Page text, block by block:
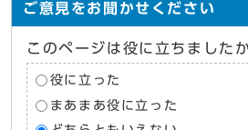
ご意見をお聞かせください
このページは役に立ちました
役に立った
まあまあ役に立った